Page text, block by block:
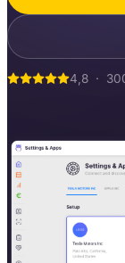
4,8 ·